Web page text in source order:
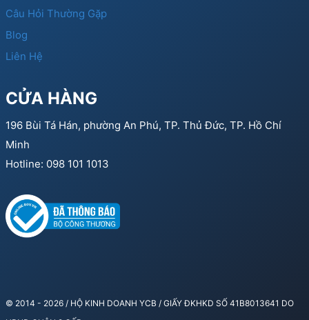
Câu Hỏi Thường Gặp
Blog
Liên Hệ
CỬA HÀNG
196 Bùi Tá Hán, phường An Phú, TP. Thủ Đức, TP. Hồ Chí
Minh
Hotline: 098 101 1013
© 2014 - 2026 / HỘ KINH DOANH YCB / GIẤY ĐKHKD SỐ 41B8013641 DO